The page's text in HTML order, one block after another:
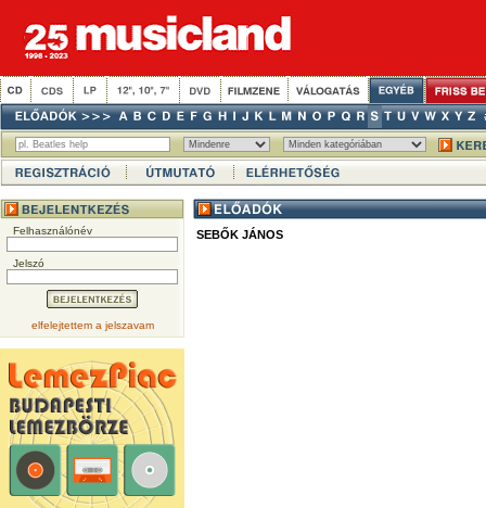
Felhasználónév
Jelszó
elfelejtettem a jelszavam
SEBŐK JÁNOS